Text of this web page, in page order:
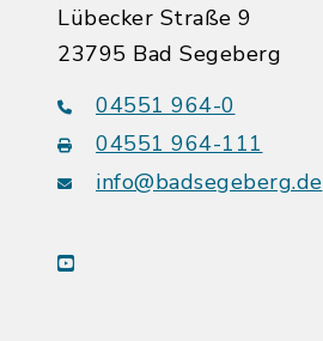
Lübecker Straße 9
23795 Bad Segeberg
04551 964-0
04551 964-111
info@badsegeberg.de
youtube